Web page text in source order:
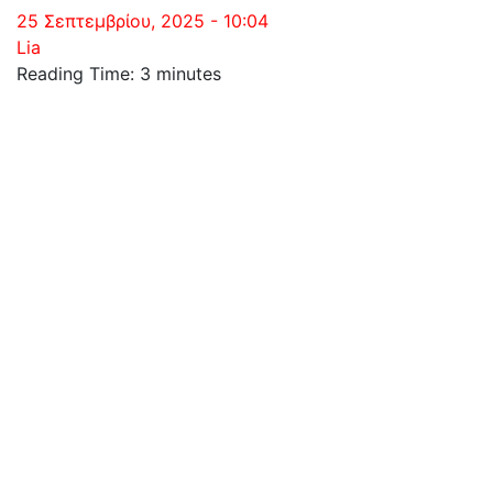
25 Σεπτεμβρίου, 2025 - 10:04
Lia
Reading Time: 3 minutes